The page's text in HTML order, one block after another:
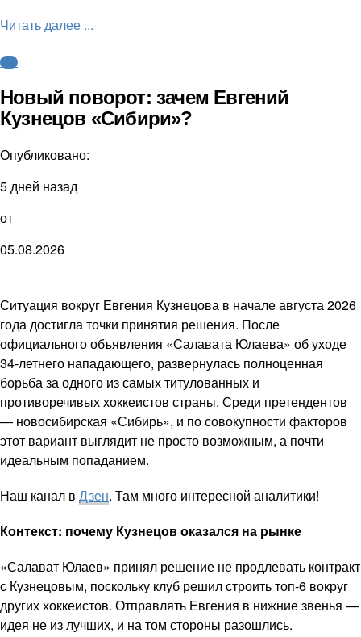
Читать далее ...
КХЛ
Новый поворот: зачем Евгений
Кузнецов «Сибири»?
Опубликовано:
5 дней назад
от
05.08.2026
Ситуация вокруг Евгения Кузнецова в начале августа 2026
года достигла точки принятия решения. После
официального объявления «Салавата Юлаева» об уходе
34-летнего нападающего, развернулась полноценная
борьба за одного из самых титулованных и
противоречивых хоккеистов страны. Среди претендентов
— новосибирская «Сибирь», и по совокупности факторов
этот вариант выглядит не просто возможным, а почти
идеальным попаданием.
Наш канал в Дзен. Там много интересной аналитики!
Контекст: почему Кузнецов оказался на рынке
«Салават Юлаев» принял решение не продлевать контракт
с Кузнецовым, поскольку клуб решил строить топ-6 вокруг
других хоккеистов. Отправлять Евгения в нижние звенья —
идея не из лучших, и на том стороны разошлись.